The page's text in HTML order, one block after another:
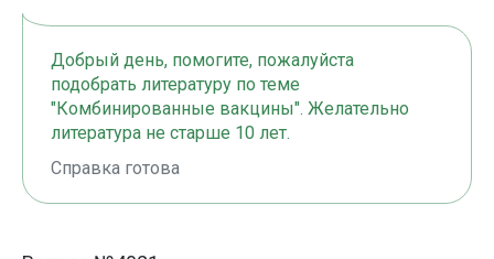
Добрый день, помогите, пожалуйста
подобрать литературу по теме
"Комбинированные вакцины". Желательно
литература не старше 10 лет.
Справка готова